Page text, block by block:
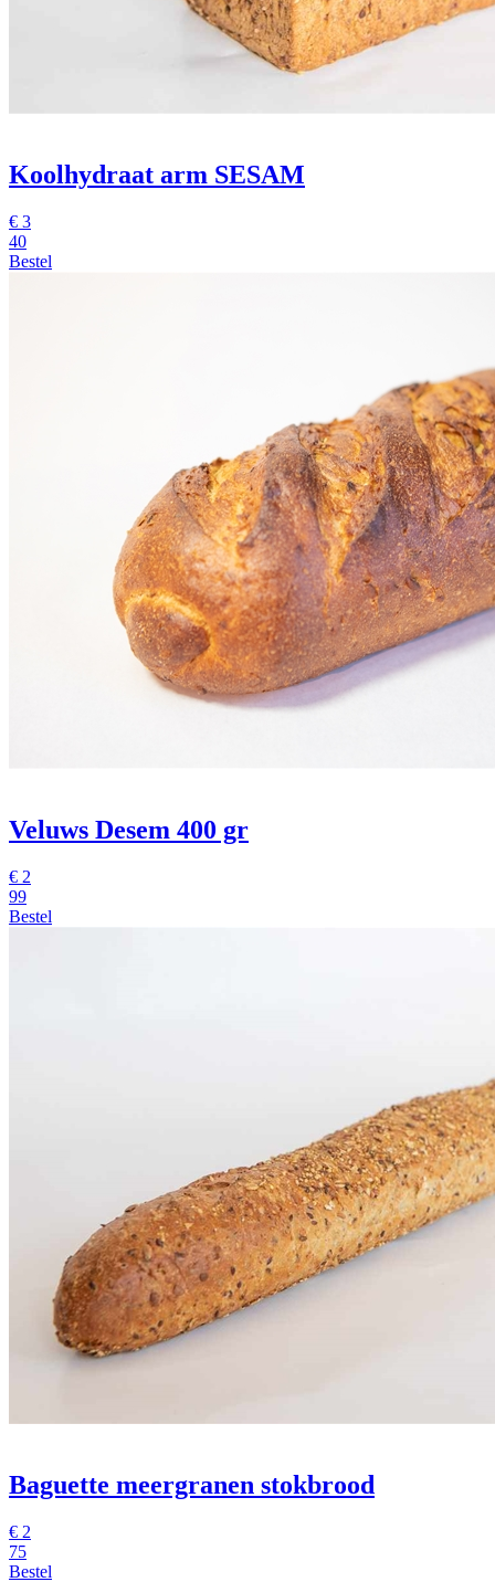
Koolhydraat arm SESAM
€ 3
40
Bestel
Veluws Desem 400 gr
€ 2
99
Bestel
Baguette meergranen stokbrood
€ 2
75
Bestel